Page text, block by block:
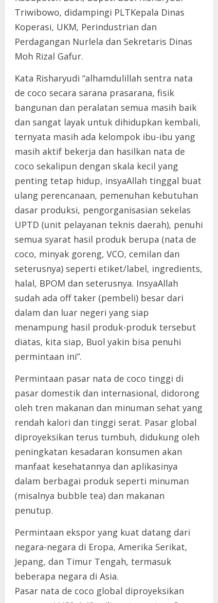
Triwibowo, didampingi PLTKepala Dinas
Koperasi, UKM, Perindustrian dan
Perdagangan Nurlela dan Sekretaris Dinas
Moh Rizal Gafur.
Kata Risharyudi “alhamdulillah sentra nata
de coco secara sarana prasarana, fisik
bangunan dan peralatan semua masih baik
dan sangat layak untuk dihidupkan kembali,
ternyata masih ada kelompok ibu-ibu yang
masih aktif bekerja dan hasilkan nata de
coco sekalipun dengan skala kecil yang
penting tetap hidup, insyaAllah tinggal buat
ulang perencanaan, pemenuhan kebutuhan
dasar produksi, pengorganisasian sekelas
UPTD (unit pelayanan teknis daerah), penuhi
semua syarat hasil produk berupa (nata de
coco, minyak goreng, VCO, cemilan dan
seterusnya) seperti etiket/label, ingredients,
halal, BPOM dan seterusnya. InsyaAllah
sudah ada off taker (pembeli) besar dari
dalam dan luar negeri yang siap
menampung hasil produk-produk tersebut
diatas, kita siap, Buol yakin bisa penuhi
permintaan ini”.
Permintaan pasar nata de coco tinggi di
pasar domestik dan internasional, didorong
oleh tren makanan dan minuman sehat yang
rendah kalori dan tinggi serat. Pasar global
diproyeksikan terus tumbuh, didukung oleh
peningkatan kesadaran konsumen akan
manfaat kesehatannya dan aplikasinya
dalam berbagai produk seperti minuman
(misalnya bubble tea) dan makanan
penutup.
Permintaan ekspor yang kuat datang dari
negara-negara di Eropa, Amerika Serikat,
Jepang, dan Timur Tengah, termasuk
beberapa negara di Asia.
Pasar nata de coco global diproyeksikan